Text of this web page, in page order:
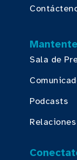
Sala de
Podcasts